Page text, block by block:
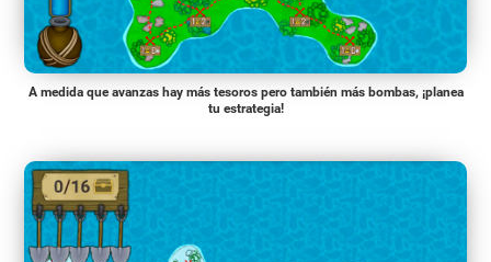
A medida que avanzas hay más tesoros pero también más bombas, ¡planea
tu estrategia!